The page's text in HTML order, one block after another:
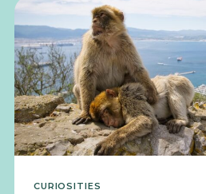
CURIOSITIES